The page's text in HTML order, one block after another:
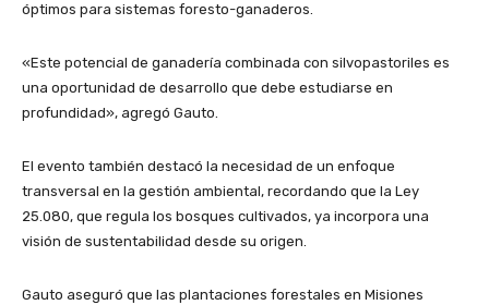
óptimos para sistemas foresto-ganaderos.
«Este potencial de ganadería combinada con silvopastoriles es
una oportunidad de desarrollo que debe estudiarse en
profundidad», agregó Gauto.
El evento también destacó la necesidad de un enfoque
transversal en la gestión ambiental, recordando que la Ley
25.080, que regula los bosques cultivados, ya incorpora una
visión de sustentabilidad desde su origen.
Gauto aseguró que las plantaciones forestales en Misiones